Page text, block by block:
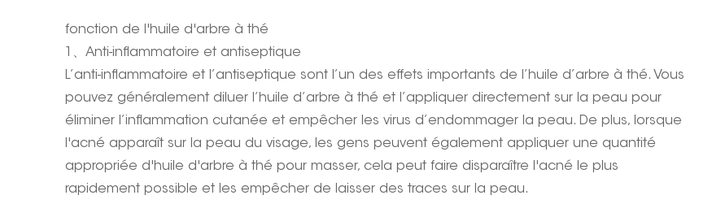
fonction de l'huile d'arbre à thé
1、Anti-inflammatoire et antiseptique
L’anti-inflammatoire et l’antiseptique sont l’un des effets importants de l’huile d’arbre à thé. Vous
pouvez généralement diluer l’huile d’arbre à thé et l’appliquer directement sur la peau pour
éliminer l’inflammation cutanée et empêcher les virus d’endommager la peau. De plus, lorsque
l'acné apparaît sur la peau du visage, les gens peuvent également appliquer une quantité
appropriée d'huile d'arbre à thé pour masser, cela peut faire disparaître l'acné le plus
rapidement possible et les empêcher de laisser des traces sur la peau.